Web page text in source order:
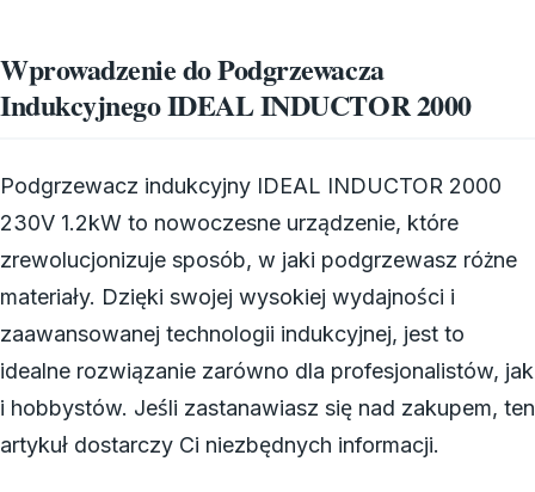
Wprowadzenie do Podgrzewacza
Indukcyjnego IDEAL INDUCTOR 2000
Podgrzewacz indukcyjny IDEAL INDUCTOR 2000
230V 1.2kW to nowoczesne urządzenie, które
zrewolucjonizuje sposób, w jaki podgrzewasz różne
materiały. Dzięki swojej wysokiej wydajności i
zaawansowanej technologii indukcyjnej, jest to
idealne rozwiązanie zarówno dla profesjonalistów, jak
i hobbystów. Jeśli zastanawiasz się nad zakupem, ten
artykuł dostarczy Ci niezbędnych informacji.